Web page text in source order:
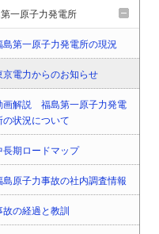
一原子力発電所
島第一原子力発電所の現況
京電力からのお知らせ
画解説 福島第一原子力発電
の状況について
長期ロードマップ
島原子力事故の社内調査情報
故の経過と教訓